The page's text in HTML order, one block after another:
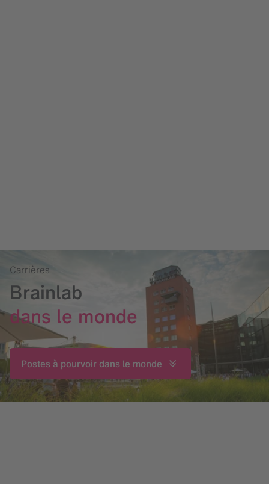
Carrières
Brainlab
dans le monde
Postes à pourvoir dans le monde